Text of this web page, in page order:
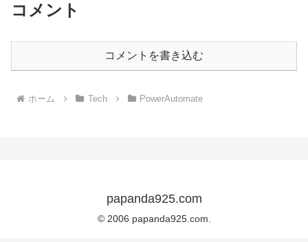
コメント
コメントを書き込む
ホーム Tech PowerAutomate
papanda925.com
© 2006 papanda925.com.